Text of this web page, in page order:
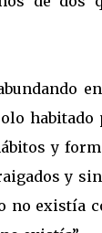
y
y
no existía